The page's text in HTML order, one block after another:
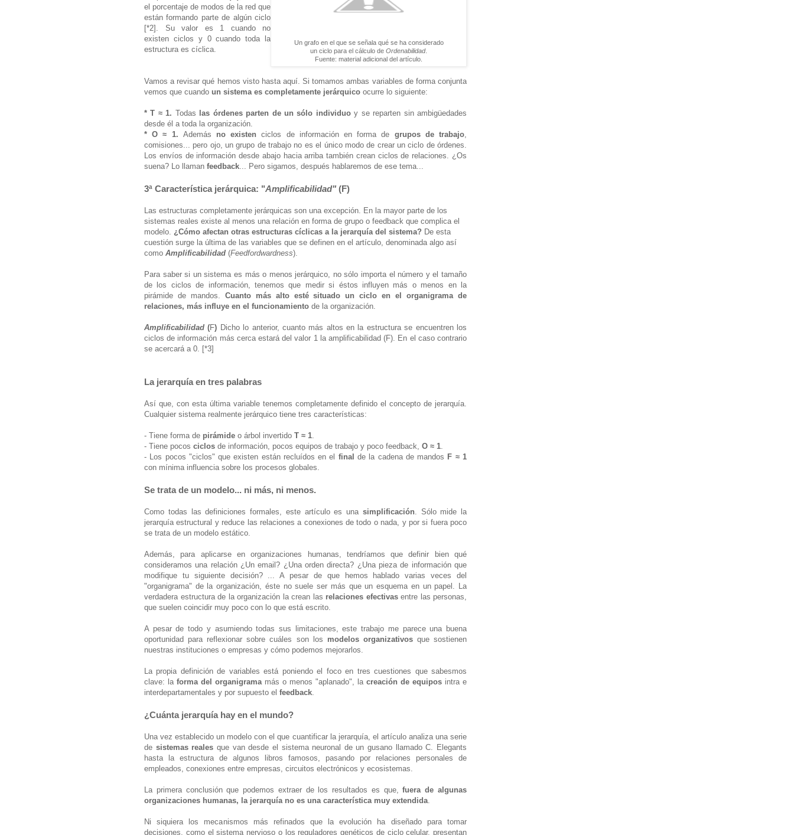
Un grafo en el que se señala qué se ha considerado
un ciclo para el cálculo de Ordenabilidad.
Fuente: material adicional del artículo.
el porcentaje de modos de la red que
están formando parte de algún ciclo
[*2]. Su valor es 1 cuando no
existen ciclos y 0 cuando toda la
estructura es cíclica.
Vamos a revisar qué hemos visto hasta aquí. Si tomamos ambas variables de forma conjunta
vemos que cuando un sistema es completamente jerárquico ocurre lo siguiente:
* T ≈ 1. Todas las órdenes parten de un sólo individuoy se reparten sin ambigüedades
desde él a toda la organización.
* O ≈ 1. Además no existen ciclos de información en forma de grupos de trabajo
comisiones... pero ojo, un grupo de trabajo no es el único modo de crear un ciclo de órdenes.
Los envíos de información desde abajo hacia arriba también crean ciclos de relaciones. ¿Os
suena? Lo llaman feedback ... Pero sigamos, después hablaremos de ese tema...
3ª Característica jerárquica: "Amplificabilidad" (F)
Las estructuras completamente jerárquicas son una excepción. En la mayor parte de los
sistemas reales existe al menos una relación en forma de grupo o feedback que complica el
modelo. ¿Cómo afectan otras estructuras cíclicas a la jerarquía del sistema? De esta
cuestión surge la última de las variables que se definen en el artículo, denominada algo así
como Amplificabilidad (Feedfordwardness).
Para saber si un sistema es más o menos jerárquico, no sólo importa el número y el tamaño
de los ciclos de información, tenemos que medir si éstos influyen más o menos en la
pirámide de mandos. Cuanto más alto esté situado un ciclo en el organigrama de
relaciones, más influye en el funcionamiento de la organización.
Amplificabilidad(F) Dicho lo anterior, cuanto más altos en la estructura se encuentren los
ciclos de información más cerca estará del valor 1 la amplificabilidad (F). En el caso contrario
se acercará a 0. [*3]
La jerarquía en tres palabras
Así que, con esta última variable tenemos completamente definido el concepto de jerarquía.
Cualquier sistema realmente jerárquico tiene tres características:
- Tiene forma de pirámide o árbol invertido T ≈ 1
- Tiene pocos ciclos de información, pocos equipos de trabajo y poco feedback, O ≈ 1
- Los pocos "ciclos" que existen están recluídos en el final de la cadena de mandos F ≈ 1
con mínima influencia sobre los procesos globales.
Se trata de un modelo... ni más, ni menos.
Como todas las definiciones formales, este artículo es una simplificación . Sólo mide la
jerarquía estructural y reduce las relaciones a conexiones de todo o nada, y por si fuera poco
se trata de un modelo estático.
Además, para aplicarse en organizaciones humanas, tendríamos que definir bien qué
consideramos una relación ¿Un email? ¿Una orden directa? ¿Una pieza de información que
modifique tu siguiente decisión? ... A pesar de que hemos hablado varias veces del
"organigrama" de la organización, éste no suele ser más que un esquema en un papel. La
verdadera estructura de la organización la crean las relaciones efectivasentre las personas,
que suelen coincidir muy poco con lo que está escrito.
A pesar de todo y asumiendo todas sus limitaciones, este trabajo me parece una buena
oportunidad para reflexionar sobre cuáles son los modelos organizativosque sostienen
nuestras instituciones o empresas y cómo podemos mejorarlos.
La propia definición de variables está poniendo el foco en tres cuestiones que sabesmos
clave: la forma del organigrama más o menos "aplanado", la creación de equipos intra e
interdepartamentales y por supuesto el feedback
¿Cuánta jerarquía hay en el mundo?
Una vez establecido un modelo con el que cuantificar la jerarquía, el artículo analiza una serie
de sistemas reales que van desde el sistema neuronal de un gusano llamado C. Elegants
hasta la estructura de algunos libros famosos, pasando por relaciones personales de
empleados, conexiones entre empresas, circuitos electrónicos y ecosistemas.
La primera conclusión que podemos extraer de los resultados es que,fuera de algunas
organizaciones humanas, la jerarquía no es una característica muy extendida
Ni siquiera los mecanismos más refinados que la evolución ha diseñado para tomar
decisiones, como el sistema nervioso o los reguladores genéticos de ciclo celular, presentan